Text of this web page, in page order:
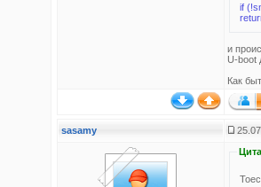
if
и
U-boot
Как
sasamy